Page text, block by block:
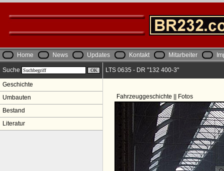
Home News Updates Kontakt Mitarbeiter
Suche
Geschichte
Umbauten
Bestand
Literatur
LTS 0635 - DR "132 400-3"
Fahrzeuggeschichte || Fotos